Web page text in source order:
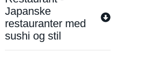
Japanske
restauranter med
sushi og stil